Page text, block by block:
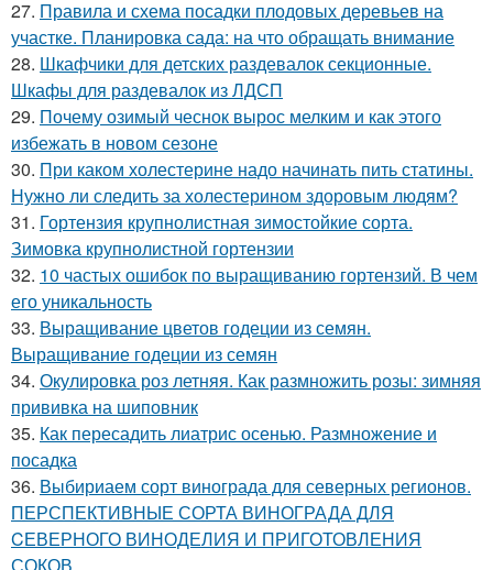
27. Правила и схема посадки плодовых деревьев на
участке. Планировка сада: на что обращать внимание
28. Шкафчики для детских раздевалок секционные.
Шкафы для раздевалок из ЛДСП
29. Почему озимый чеснок вырос мелким и как этого
избежать в новом сезоне
30. При каком холестерине надо начинать пить статины.
Нужно ли следить за холестерином здоровым людям?
31. Гортензия крупнолистная зимостойкие сорта.
Зимовка крупнолистной гортензии
32. 10 частых ошибок по выращиванию гортензий. В чем
его уникальность
33. Выращивание цветов годеции из семян.
Выращивание годеции из семян
34. Окулировка роз летняя. Как размножить розы: зимняя
прививка на шиповник
35. Как пересадить лиатрис осенью. Размножение и
посадка
36. Выбириаем сорт винограда для северных регионов.
ПЕРСПЕКТИВНЫЕ СОРТА ВИНОГРАДА ДЛЯ
CЕВЕРНОГО ВИНОДЕЛИЯ И ПРИГОТОВЛЕНИЯ